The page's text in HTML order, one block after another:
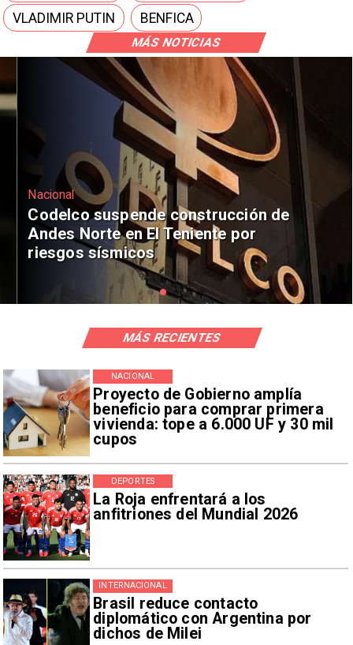
MÁS NOTICIAS
VLADIMIR PUTIN
BENFICA
Nacional
Codelco suspende construcción de
Andes Norte en El Teniente por
riesgos sísmicos
Proyecto de Gobierno amplía
beneficio para comprar primera
vivienda: tope a 6.000 UF y 30 mil
cupos
NACIONAL
La Roja enfrentará a los
anfitriones del Mundial 2026
DEPORTES
Brasil reduce contacto
diplomático con Argentina por
dichos de Milei
INTERNACIONAL
MÁS RECIENTES